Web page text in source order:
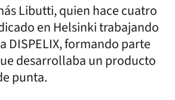
Libutti, quien hace cuatro
en Helsinki trabajando
DISPELIX, formando parte
desarrollaba un producto
punta.